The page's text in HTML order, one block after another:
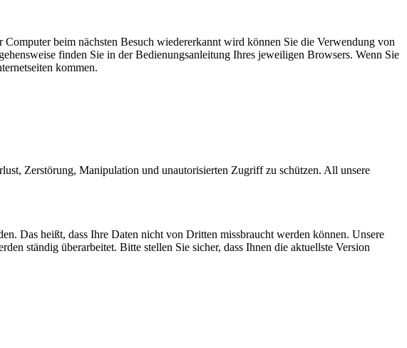
beim nächsten Besuch wiedererkannt wird können Sie die Verwendung von
finden Sie in der Bedienungsanleitung Ihres jeweiligen Browsers. Wenn Sie
kommen.
Zerstörung, Manipulation und unautorisierten Zugriff zu schützen. All unsere
Das heißt, dass Ihre Daten nicht von Dritten missbraucht werden können. Unsere
ständig überarbeitet. Bitte stellen Sie sicher, dass Ihnen die aktuellste Version